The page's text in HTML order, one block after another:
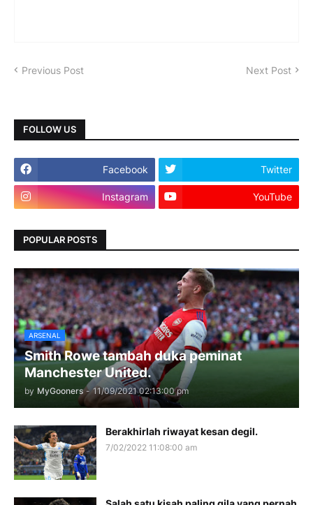
Previous Post Next Post
FOLLOW US
Facebook Twitter
Instagram YouTube
POPULAR POSTS
ARSENAL
Smith Rowe tambah duka peminat
Manchester United.
by MyGooners - 11/09/2021 02:13:00 pm
Berakhirlah riwayat kesan degil.
7/02/2022 11:08:00 am